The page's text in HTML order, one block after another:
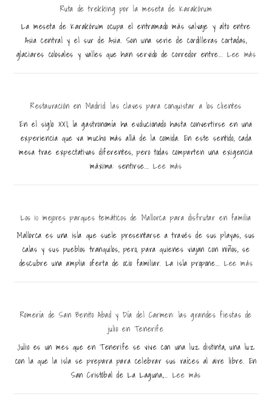
Ruta de trekking por la meseta de Karakórum
La meseta de Karakórum ocupa el entramado más salvaje y alto entre
Asia central y el sur de Asia. Son una serie de cordilleras cortadas,
glaciares colosales y valles que han servido de corredor entre...Lee más
Restauración en Madrid: las claves para conquistar a los clientes
En el siglo XXI, la gastronomía ha evolucionado hasta convertirse en una
experiencia que va mucho más allá de la comida. En este sentido, cada
mesa trae expectativas diferentes, pero todas comparten una exigencia
máxima: sentirse...Lee más
Los 10 mejores parques temáticos de Mallorca para disfrutar en familia
Mallorca es una isla que suele presentarse a través de sus playas, sus
calas y sus pueblos tranquilos, pero, para quienes viajan con niños, se
descubre una amplia oferta de ocio familiar. La isla propone...Lee más
Romería de San Benito Abad y Día del Carmen: las grandes fiestas de
julio en Tenerife
Julio es un mes que en Tenerife se vive con una luz distinta, una luz
con la que la isla se prepara para celebrar sus raíces al aire libre. En
San Cristóbal de La Laguna,... Lee más